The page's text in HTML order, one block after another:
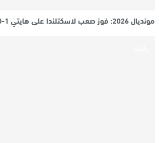
مونديال 2026: فوز صعب لاسكتلندا على هايتي 1-0